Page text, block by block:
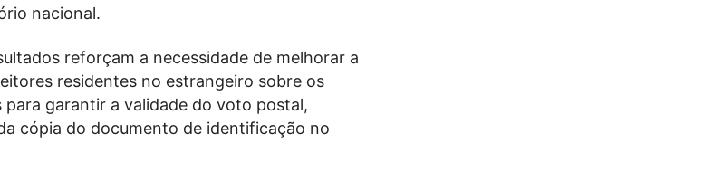
nacional.
reforçam a necessidade de melhorar a
residentes no estrangeiro sobre os
garantir a validade do voto postal,
cópia do documento de identificação no